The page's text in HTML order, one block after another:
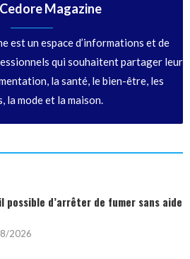
Magazine
est un espace d’informations et de
qui souhaitent partager leur
la santé, le bien-être, les
la mode et la maison.
possible d’arrêter de fumer sans aide
2026